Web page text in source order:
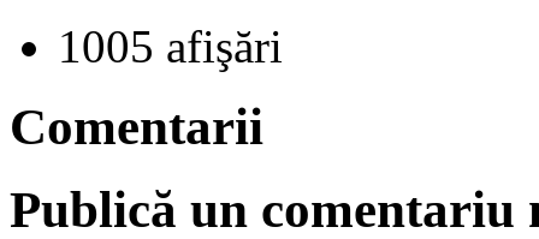
1005 afişări
Comentarii
Publică un comentariu